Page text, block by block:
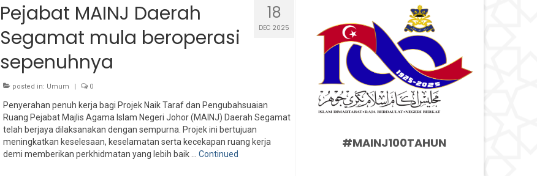
18
DEC 2025
Pejabat MAINJ Daerah
Segamat mula beroperasi
sepenuhnya
posted in: Umum 0
Penyerahan penuh kerja bagi Projek Naik Taraf dan Pengubahsuaian
Ruang Pejabat Majlis Agama Islam Negeri Johor (MAINJ) Daerah Segamat
telah berjaya dilaksanakan dengan sempurna. Projek ini bertujuan
meningkatkan keselesaan, keselamatan serta kecekapan ruang kerja
demi memberikan perkhidmatan yang lebih baik … Continued
#MAINJ100TAHUN